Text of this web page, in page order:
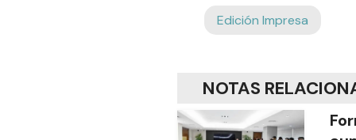
Edición Impresa
NOTAS